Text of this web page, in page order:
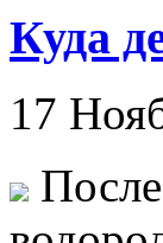
Куда
17